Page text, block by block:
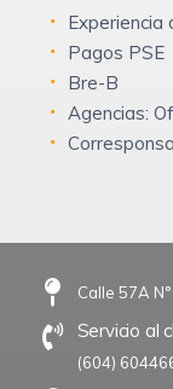
Experiencia
Pagos PSE
Bre-B
Agencias:
Calle 57A
Servicio al
(604)